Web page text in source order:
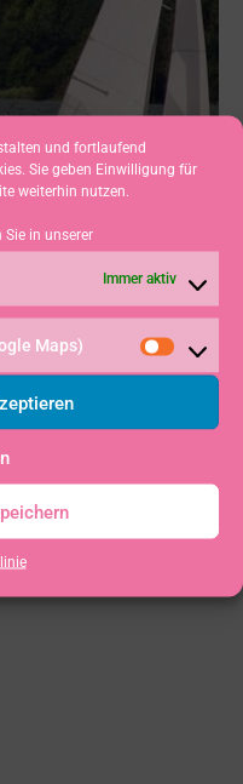
und fortlaufend
Sie geben Einwilligung für
weiterhin nutzen.
in unserer
Immer aktiv
Maps)